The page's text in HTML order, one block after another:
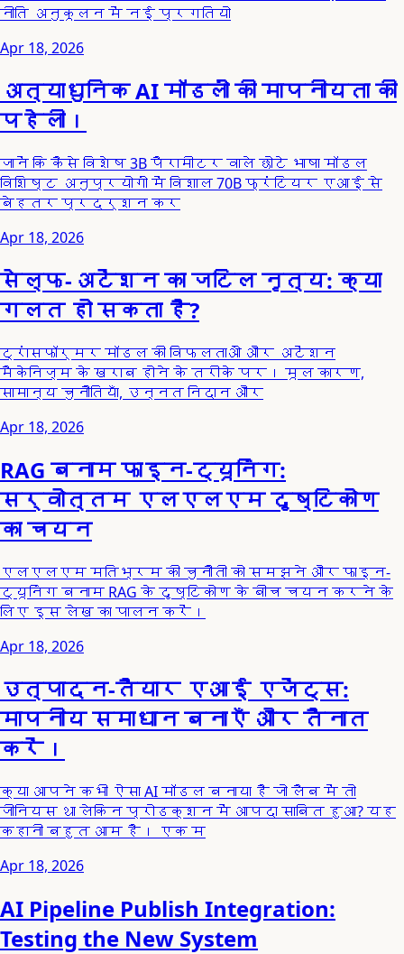
नीति अनुकूलन में नई प्रगतियो
Apr 18, 2026
अत्याधुनिक AI मॉडलों की मापनीयता की
पहेली।
जानें कि कैसे विशेष 3B पैरामीटर वाले छोटे भाषा मॉडल
विशिष्ट अनुप्रयोगों में विशाल 70B फ्रंटियर एआई से
बेहतर प्रदर्शन कर
Apr 18, 2026
सेल्फ-अटेंशन का जटिल नृत्य: क्या
गलत हो सकता है?
ट्रांसफॉर्मर मॉडल की विफलताओं और अटेंशन
मैकेनिज्म के खराब होने के तरीके पर। मूल कारण,
सामान्य चुनौतियाँ, उन्नत निदान और
Apr 18, 2026
RAG बनाम फाइन-ट्यूनिंग:
सर्वोत्तम एलएलएम दृष्टिकोण
का चयन
एलएलएम मतिभ्रम की चुनौती को समझने और फाइन-
ट्यूनिंग बनाम RAG के दृष्टिकोण के बीच चयन करने के
लिए इस लेख का पालन करें।
Apr 18, 2026
उत्पादन-तैयार एआई एजेंट्स:
मापनीय समाधान बनाएँ और तैनात
करें।
क्या आपने कभी ऐसा AI मॉडल बनाया है जो लैब में तो
जीनियस था लेकिन प्रोडक्शन में आपदा साबित हुआ? यह
कहानी बहुत आम है। एक म
Apr 18, 2026
AI Pipeline Publish Integration:
Testing the New System